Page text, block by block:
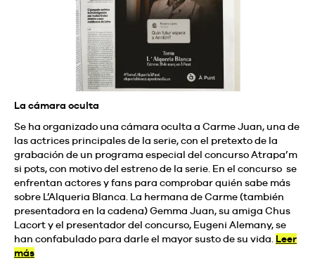
La cámara oculta
Se ha organizado una cámara oculta a Carme Juan, una de
las actrices principales de la serie, con el pretexto de la
grabación de un programa especial del concurso Atrapa’m
si pots, con motivo del estreno de la serie. En el concurso se
enfrentan actores y fans para comprobar quién sabe más
sobre L’Alqueria Blanca. La hermana de Carme (también
presentadora en la cadena) Gemma Juan, su amiga Chus
Lacort y el presentador del concurso, Eugeni Alemany, se
han confabulado para darle el mayor susto de su vida. Leer
más